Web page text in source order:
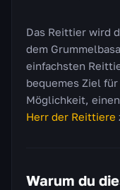
Das Reittier wird
dem
einfachsten
bequemes Ziel
Möglichkeit,
Herr der Reittiere
Warum du